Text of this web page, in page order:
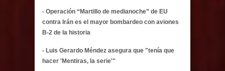
- Operación “Martillo de medianoche” de EU
contra Irán es el mayor bombardeo con aviones
B-2 de la historia
- Luis Gerardo Méndez asegura que "tenía que
hacer 'Mentiras, la serie'"